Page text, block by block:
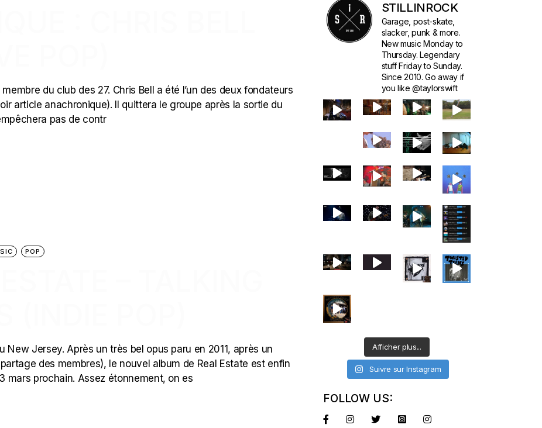
du club des 27. Chris Bell a été l’un des deux fondateurs
article anachronique). Il quittera le groupe après la sortie du
pas de contr
POP
New Jersey. Après un très bel opus paru en 2011, après un
des membres), le nouvel album de Real Estate est enfin
mars prochain. Assez étonnement, on es
STILLINROCK
Garage, post-skate,
slacker, punk & more.
New music Monday to
Thursday. Legendary
stuff Friday to Sunday.
Since 2010. Go away if
you like @taylorswift
Afficher plus...
Suivre sur Instagram
FOLLOW US: